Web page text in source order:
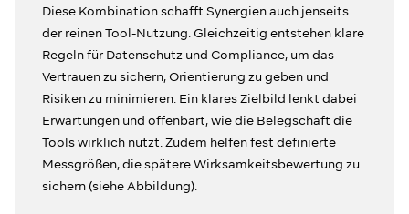
Diese Kombination schafft Synergien auch jenseits
der reinen Tool-Nutzung. Gleichzeitig entstehen klare
Regeln für Datenschutz und Compliance, um das
Vertrauen zu sichern, Orientierung zu geben und
Risiken zu minimieren. Ein klares Zielbild lenkt dabei
Erwartungen und offenbart, wie die Belegschaft die
Tools wirklich nutzt. Zudem helfen fest definierte
Messgrößen, die spätere Wirksamkeitsbewertung zu
sichern (siehe Abbildung).